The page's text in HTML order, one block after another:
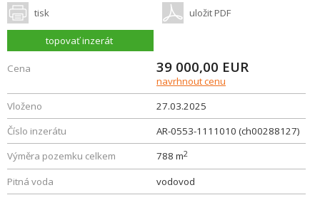
tisk uložit PDF
topovať inzerát
Cena 39 000,00 EUR
navrhnout cenu
Vloženo
27.03.2025
Číslo inzerátu
AR-0553-1111010 (ch00288127)
Výměra pozemku celkem
788 m2
Pitná voda
vodovod